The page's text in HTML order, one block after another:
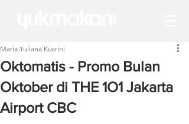
Oktomatis - Promo Bulan
Oktober di THE 1O1 Jakarta
Airport CBC
Maria Yuliana Kusrini